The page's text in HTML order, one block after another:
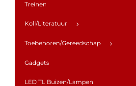
Treinen
Koll/Literatuur
Toebehoren/Gereedschap
Gadgets
LED TL Buizen/Lampen